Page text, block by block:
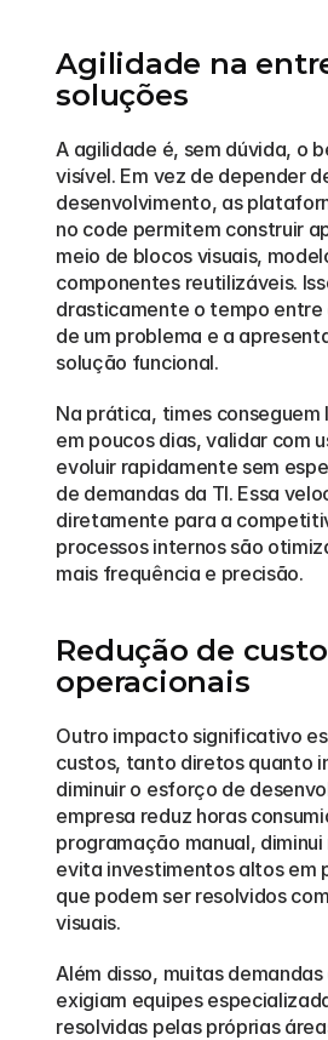
Agilidade na
soluções
A agilidade é, sem dúvida, o
visível. Em vez de depender
desenvolvimento, as
no code permitem construir
meio de blocos visuais,
componentes reutilizáveis.
drasticamente o tempo
de um problema e a
solução funcional.
Na prática, times
em poucos dias, validar com
evoluir rapidamente sem
de demandas da TI. Essa
diretamente para a
processos internos são
mais frequência e precisão.
Redução de
operacionais
Outro impacto significativo
custos, tanto diretos quanto
diminuir o esforço de
empresa reduz horas
programação manual,
evita investimentos altos em
que podem ser resolvidos
visuais.
Além disso, muitas
exigiam equipes
resolvidas pelas próprias